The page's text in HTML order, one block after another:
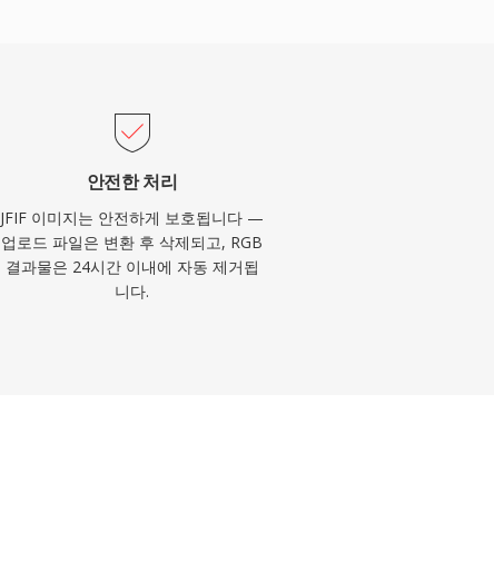
안전한 처리
JFIF 이미지는 안전하게 보호됩니다 —
업로드 파일은 변환 후 삭제되고, RGB
결과물은 24시간 이내에 자동 제거됩
니다.